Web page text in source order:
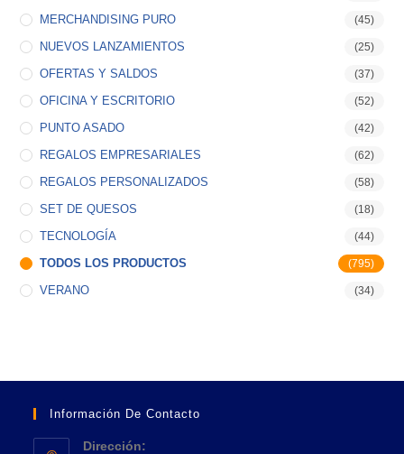
MERCHANDISING PURO (45)
NUEVOS LANZAMIENTOS (25)
OFERTAS Y SALDOS (37)
OFICINA Y ESCRITORIO (52)
PUNTO ASADO (42)
REGALOS EMPRESARIALES (62)
REGALOS PERSONALIZADOS (58)
SET DE QUESOS (18)
TECNOLOGÍA (44)
TODOS LOS PRODUCTOS (795)
VERANO (34)
Información De Contacto
Dirección: